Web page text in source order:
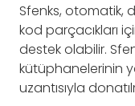
Sfenks, otomatik,
kod parçacıkları
destek olabilir.
kütüphanelerinin
uzantısıyla